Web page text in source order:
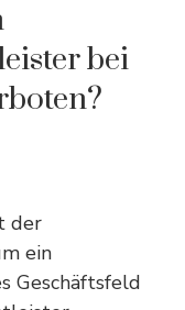
bei
der
ein
Geschäftsfeld